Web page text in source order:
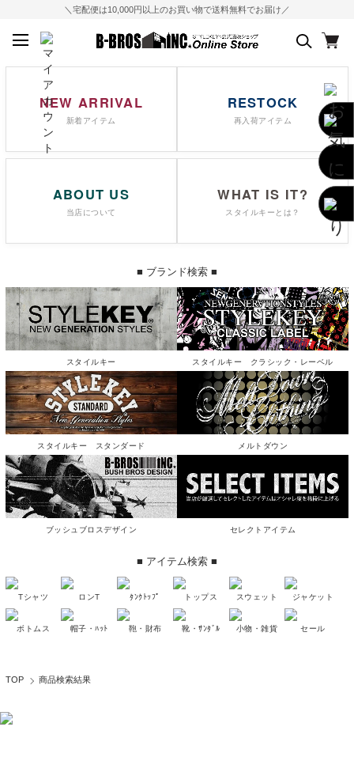
＼宅配便は10,000円以上のお買い物で送料無料でお届け／
NEW ARRIVAL
新着アイテム
RESTOCK
再入荷アイテム
ABOUT US
当店について
WHAT IS IT?
スタイルキーとは？
■ ブランド検索 ■
スタイルキー スタイルキー クラシック・レーベル
スタイルキー スタンダード メルトダウン
ブッシュブロスデザイン セレクトアイテム
■ アイテム検索 ■
Tシャツ ロンT ﾀﾝｸﾄｯﾌﾟ トップス スウェット ジャケット
ボトムス 帽子・ﾊｯﾄ 鞄・財布 靴・ｻﾝﾀﾞﾙ 小物・雑貨 セール
TOP 商品検索結果